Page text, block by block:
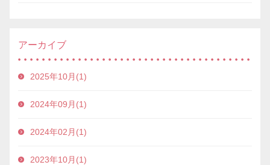
アーカイブ
2025年10月(1)
2024年09月(1)
2024年02月(1)
2023年10月(1)